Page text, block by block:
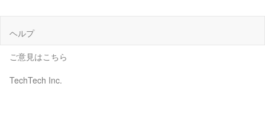
ヘルプ
ご意見はこちら
TechTech Inc.